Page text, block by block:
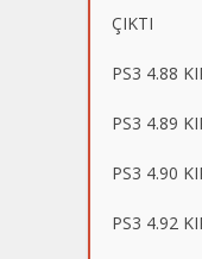
ÇIKTI
PS3 4.88
PS3 4.89
PS3 4.90
PS3 4.92